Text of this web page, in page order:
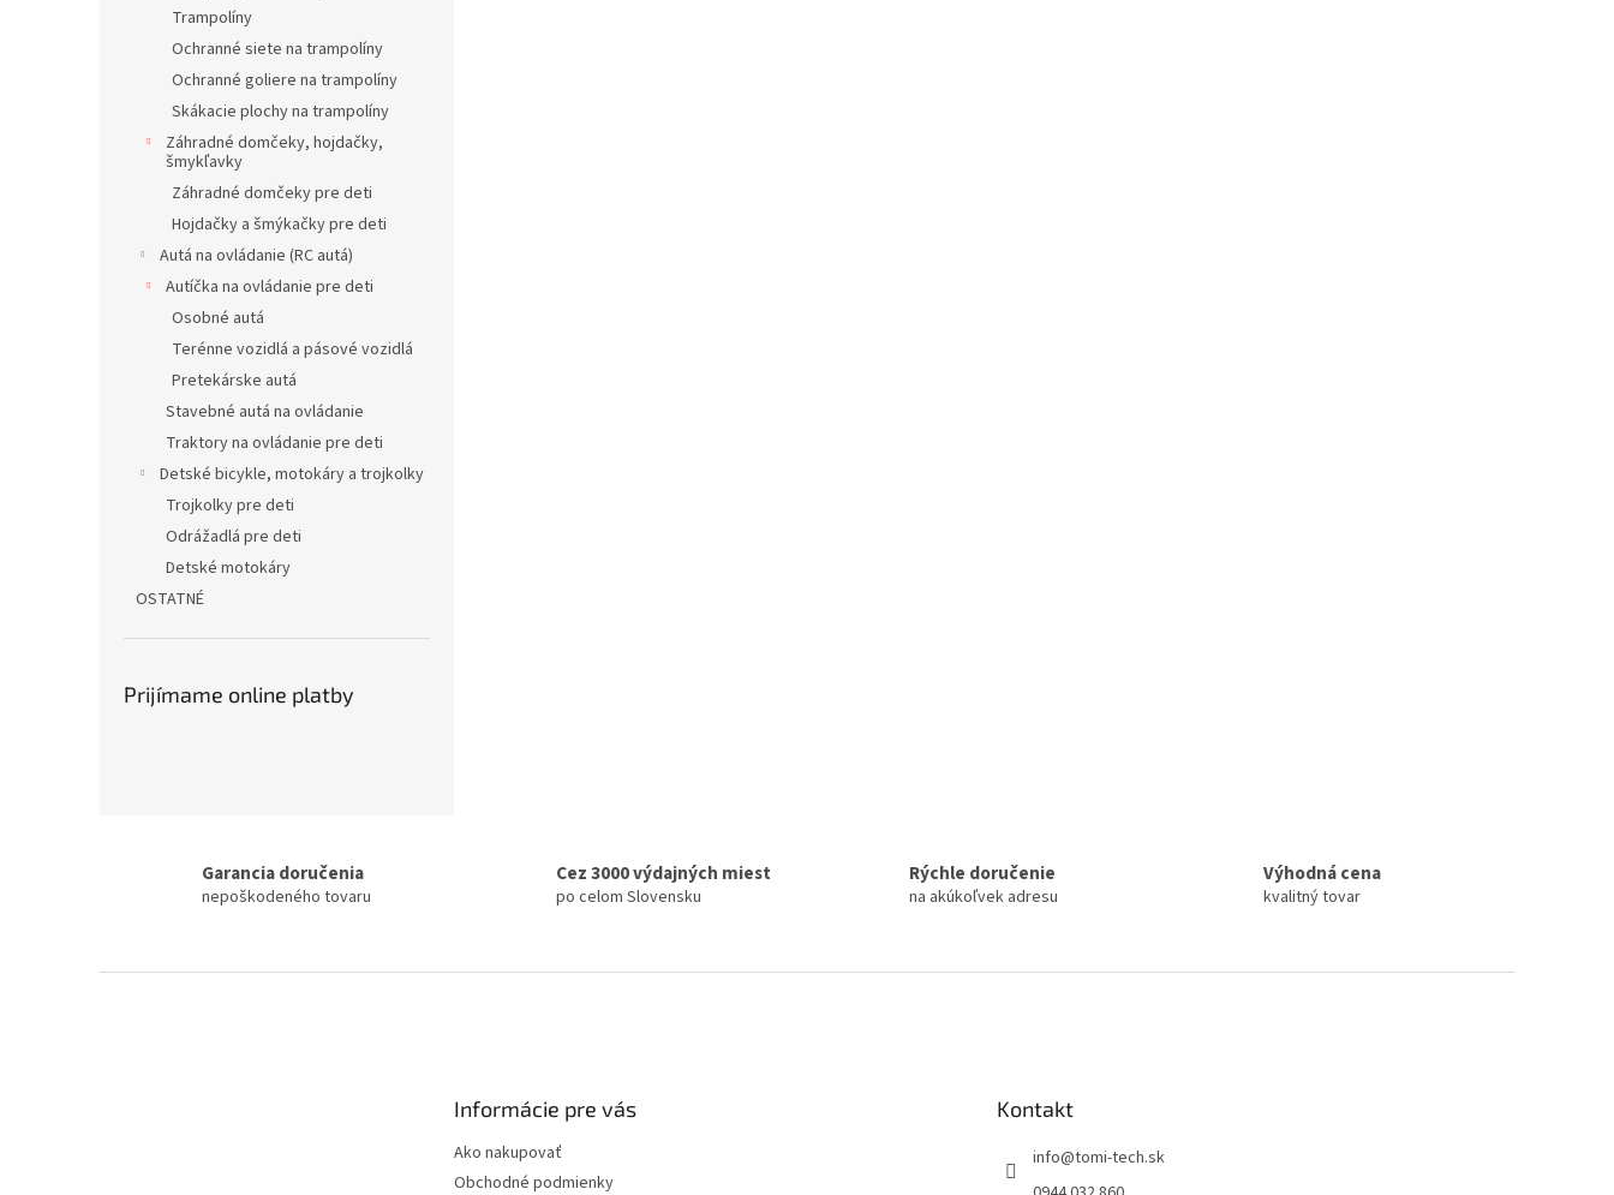
Trampolíny
Ochranné siete na trampolíny
Ochranné goliere na trampolíny
Skákacie plochy na trampolíny
Záhradné domčeky, hojdačky,
šmykľavky
Záhradné domčeky pre deti
Hojdačky a šmýkačky pre deti
Autá na ovládanie (RC autá)
Autíčka na ovládanie pre deti
Osobné autá
Terénne vozidlá a pásové vozidlá
Pretekárske autá
Stavebné autá na ovládanie
Traktory na ovládanie pre deti
Detské bicykle, motokáry a trojkolky
Trojkolky pre deti
Odrážadlá pre deti
Detské motokáry
OSTATNÉ
Prijímame online platby
Garancia doručenia
nepoškodeného tovaru
Cez 3000 výdajných miest
po celom Slovensku
Rýchle doručenie
na akúkoľvek adresu
Výhodná cena
kvalitný tovar
Informácie pre vás
Ako nakupovať
Obchodné podmienky
Kontakt
info@tomi-tech.sk